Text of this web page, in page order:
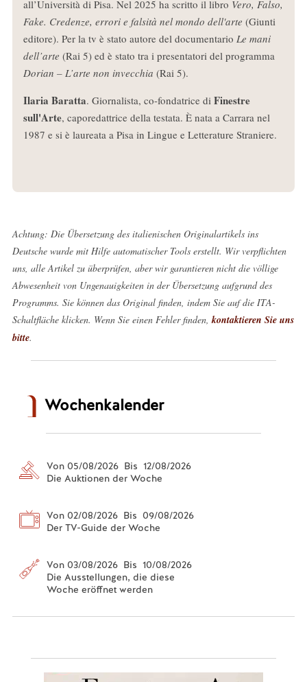
all’Università di Pisa. Nel 2025 ha scritto il libro Vero, Falso,
Fake. Credenze, errori e falsità nel mondo dell'arte (Giunti
editore). Per la tv è stato autore del documentario Le mani
dell’arte (Rai 5) ed è stato tra i presentatori del programma
Dorian – L’arte non invecchia (Rai 5).
Ilaria Baratta. Giornalista, co-fondatrice di Finestre
sull'Arte, caporedattrice della testata. È nata a Carrara nel
1987 e si è laureata a Pisa in Lingue e Letterature Straniere.
Achtung: Die Übersetzung des italienischen Originalartikels ins
Deutsche wurde mit Hilfe automatischer Tools erstellt. Wir verpflichten
uns, alle Artikel zu überprüfen, aber wir garantieren nicht die völlige
Abwesenheit von Ungenauigkeiten in der Übersetzung aufgrund des
Programms. Sie können das Original finden, indem Sie auf die ITA-
Schaltfläche klicken. Wenn Sie einen Fehler finden, kontaktieren Sie uns
bitte.
Wochenkalender
Von 05/08/2026 Bis 12/08/2026
Die Auktionen der Woche
Von 02/08/2026 Bis 09/08/2026
Der TV-Guide der Woche
Von 03/08/2026 Bis 10/08/2026
Die Ausstellungen, die diese
Woche eröffnet werden